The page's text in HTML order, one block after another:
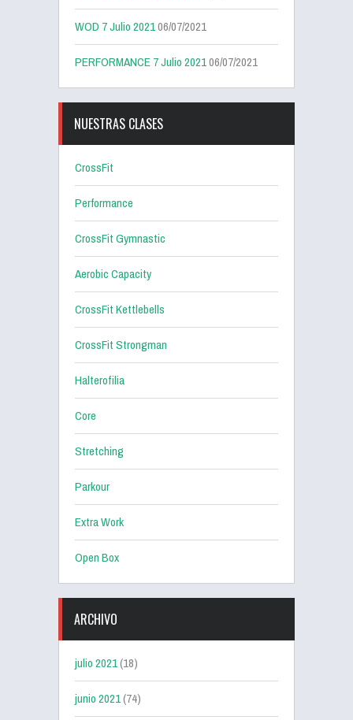
WOD 7 Julio 202106/07/2021
PERFORMANCE 7 Julio 202106/07/2021
NUESTRAS CLASES
CrossFit
Performance
CrossFit Gymnastic
Aerobic Capacity
CrossFit Kettlebells
CrossFit Strongman
Halterofilia
Core
Stretching
Parkour
Extra Work
Open Box
ARCHIVO
julio 2021(18)
junio 2021(74)